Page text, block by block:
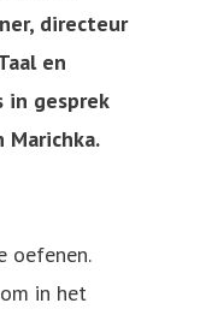
directeur
en
in gesprek
Marichka.
oefenen.
in het